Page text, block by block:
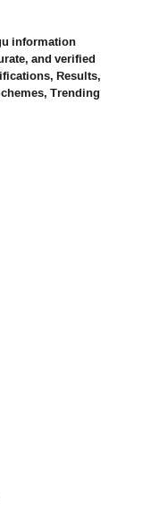
information
and verified
Results,
Trending